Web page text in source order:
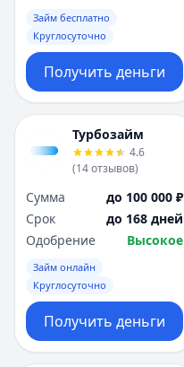
Займ бесплатно
Круглосуточно
Получить деньги
Турбозайм
4.6
(14отзывов)
Сумма
до 100 000 ₽
Срок
до 168 дней
Одобрение
Высокое
Займ онлайн
Круглосуточно
Получить деньги